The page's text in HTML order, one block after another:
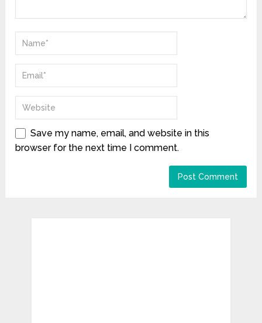
Save my name, email, and website in this
browser for the next time I comment.